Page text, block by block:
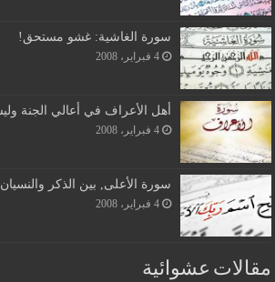
سورة الغاشية: غشو مستحق!
4 فبراير، 2008
أهل الأعراف في أعالي الجنة
4 فبراير، 2008
سورة الأعلى, بين الذكر
4 فبراير، 2008
مقالات عشوائية